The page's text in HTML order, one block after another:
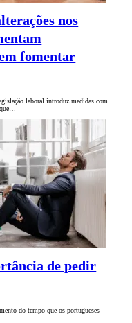
nos
fomentar
laboral introduz medidas com
que…
de pedir
do tempo que os portugueses